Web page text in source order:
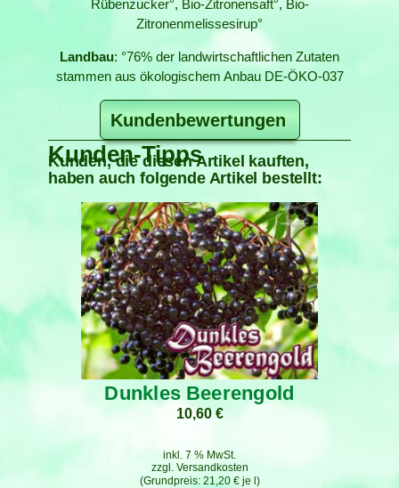
Rübenzucker°, Bio-Zitronensaft°, Bio-
Zitronenmelissesirup°
Landbau: °76% der landwirtschaftlichen Zutaten
stammen aus ökologischem Anbau DE-ÖKO-037
Kundenbewertungen
Kunden-Tipps
Kunden, die diesen Artikel kauften,
haben auch folgende Artikel bestellt:
Dunkles Beerengold
10,60 €
21,20 €je l
inkl. 7 % MwSt.
zzgl. Versandkosten